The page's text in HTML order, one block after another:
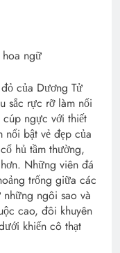
của Dương Tử
sắc rực rỡ làm nổi
cúp ngực với thiết
bật vẻ đẹp của
hủ tầm thường,
Những viên đá
trống giữa các
ngôi sao và
cao, đôi khuyên
khiến cô thạt